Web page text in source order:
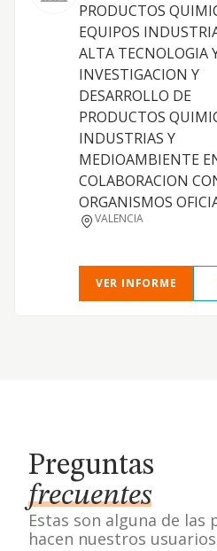
PRODUCTOS
EQUIPOS
ALTA TECNOLOGIA
INVESTIGACION Y
DESARROLLO DE
PRODUCTOS
INDUSTRIAS Y
MEDIOAMBIENTE
COLABORACION
ORGANISMOS
VALENCIA
VER INFORME
Preguntas
frecuentes
Estas son alguna de las
hacen nuestros usuarios